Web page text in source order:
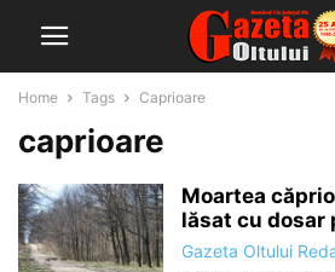
Home Tags Caprioare
caprioare
Moartea
lăsat cu dosar
Gazeta Oltului